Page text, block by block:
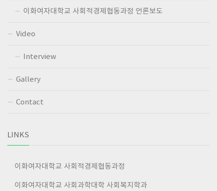
이화여자대학교 사회적경제협동과정 언론보도
Video
Interview
Gallery
Contact
LINKS
이화여자대학교 사회적경제협동과정
이화여자대학교 사회과학대학 사회복지학과